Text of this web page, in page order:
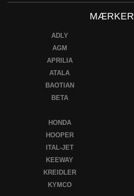
MÆRKER
ADLY
AGM
APRILIA
ATALA
BAOTIAN
BETA
HONDA
HOOPER
ITAL-JET
KEEWAY
KREIDLER
KYMCO